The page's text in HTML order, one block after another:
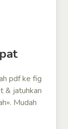
pdf ke fig
& jatuhkan
Mudah